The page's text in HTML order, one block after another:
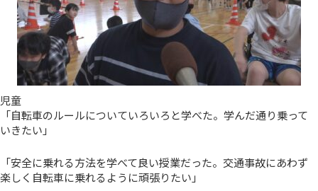
児童
「自転車のルールについていろいろと学べた。学んだ通り乗って
いきたい」
「安全に乗れる方法を学べて良い授業だった。交通事故にあわず
楽しく自転車に乗れるように頑張りたい」